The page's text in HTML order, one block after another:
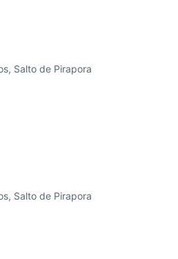
Salto de Pirapora
Salto de Pirapora